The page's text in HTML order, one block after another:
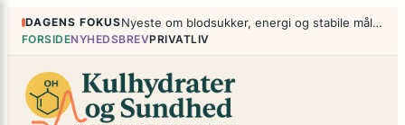
Spring
indhold
DAGENS FOKUS Nyeste om blodsukker, energi og stabile måltider
FORSIDENYHEDSBREVPRIVATLIV